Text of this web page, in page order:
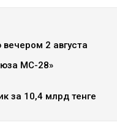
2 августа
МС-28»
за 10,4 млрд тенге